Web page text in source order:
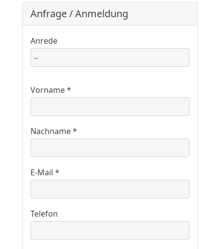
Anfrage / Anmeldung
Anrede
Vorname *
Nachname *
E-Mail *
Telefon